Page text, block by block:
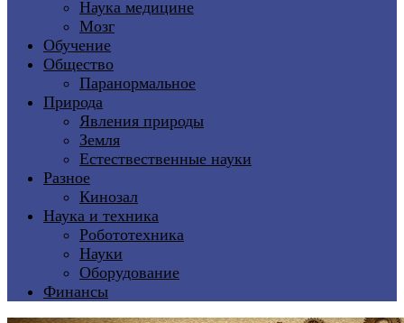
Наука медицине
Мозг
Обучение
Общество
Паранормальное
Природа
Явления природы
Земля
Естествественные науки
Разное
Кинозал
Наука и техника
Робототехника
Науки
Оборудование
Финансы